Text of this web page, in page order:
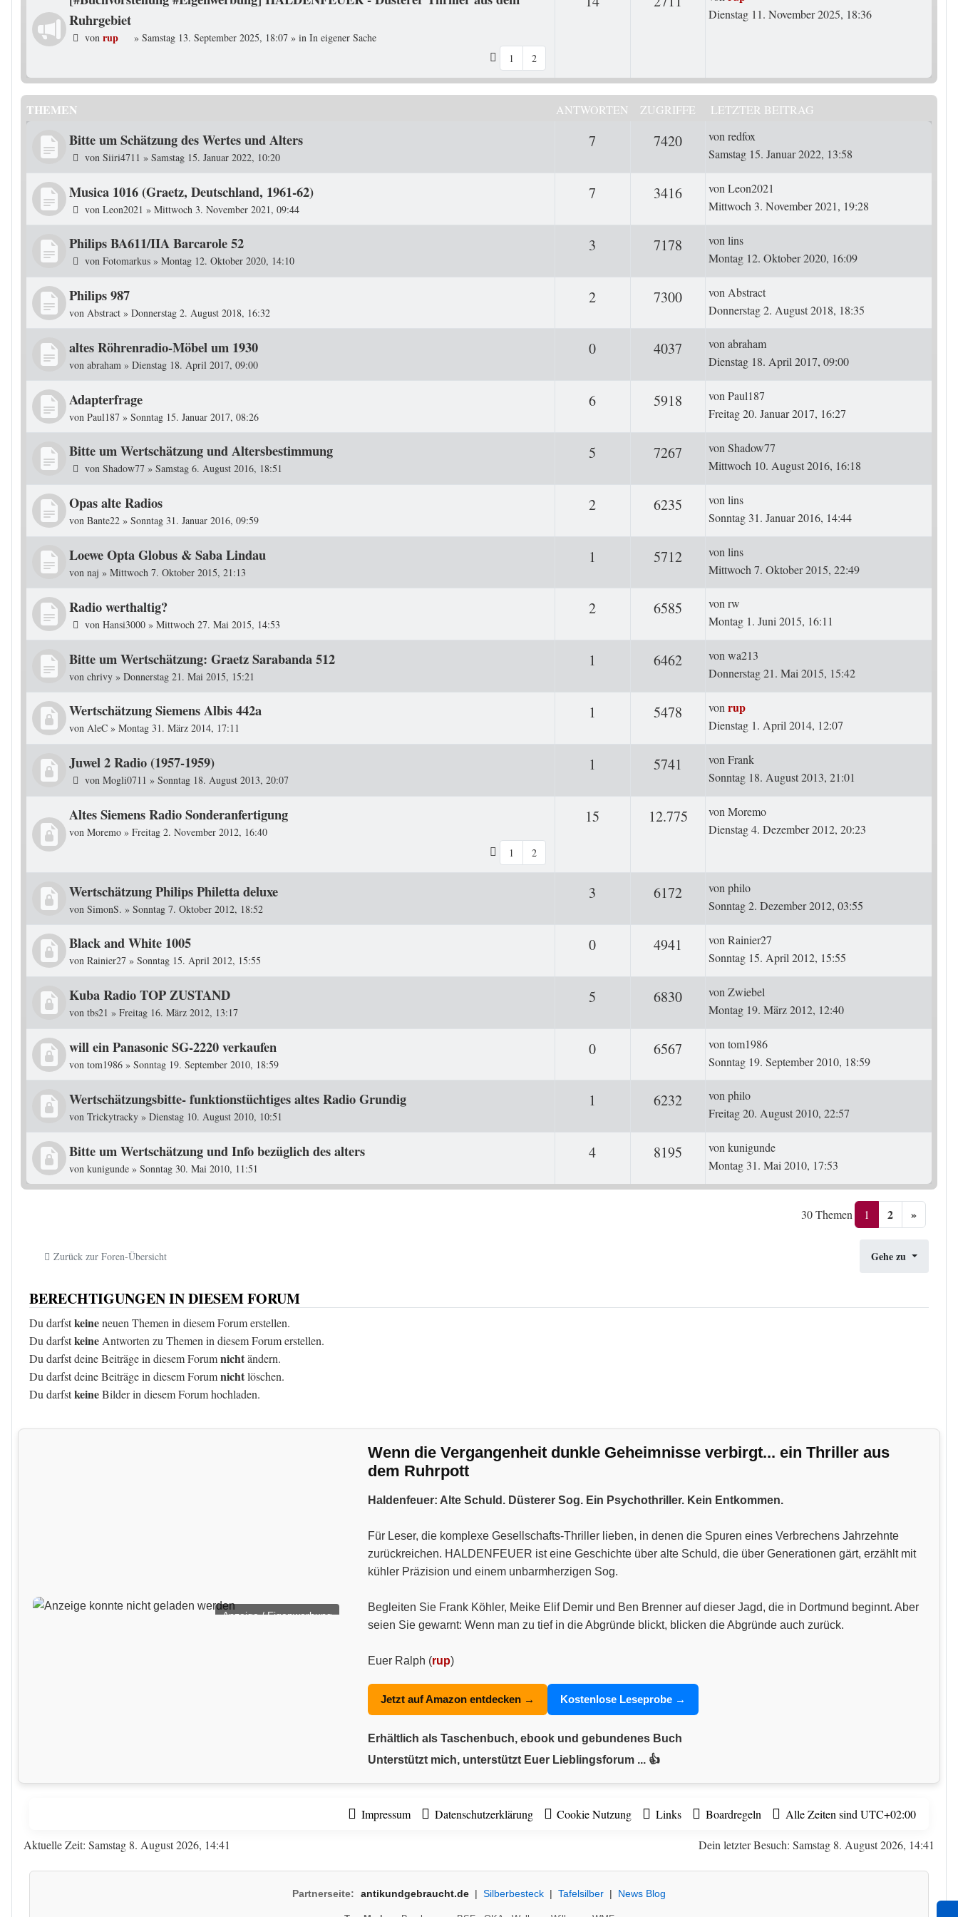
Ruhrgebiet
von rup » Samstag 13. September 2025, 18:07 » in In eigener Sache
1
2
Dienstag 11. November 2025, 18:36
THEMEN ANTWORTEN ZUGRIFFE LETZTER BEITRAG
Bitte um Schätzung des Wertes und Alters
von Siiri4711 » Samstag 15. Januar 2022, 10:20
7 Antworten7420ZugriffeLetzter Beitrag
vonredfox
Samstag 15. Januar 2022, 13:58
Musica 1016 (Graetz, Deutschland, 1961-62)
von Leon2021 » Mittwoch 3. November 2021, 09:44
7 Antworten3416ZugriffeLetzter Beitrag
vonLeon2021
Mittwoch 3. November 2021, 19:28
Philips BA611/IIA Barcarole 52
von Fotomarkus » Montag 12. Oktober 2020, 14:10
3 Antworten7178 ZugriffeLetzter Beitrag
vonlins
Montag 12. Oktober 2020, 16:09
Philips 987
von Abstract » Donnerstag 2. August 2018, 16:32
2Antworten7300ZugriffeLetzter Beitrag
von Abstract
Donnerstag 2. August 2018, 18:35
altes Röhrenradio-Möbel um 1930
von abraham » Dienstag 18. April 2017, 09:00
0Antworten4037 ZugriffeLetzter Beitrag
vonabraham
Dienstag 18. April 2017, 09:00
Adapterfrage
von Paul187 » Sonntag 15. Januar 2017, 08:26
6Antworten5918 ZugriffeLetzter Beitrag
vonPaul187
Freitag 20. Januar 2017, 16:27
Bitte um Wertschätzung und Altersbestimmung
von Shadow77 » Samstag 6. August 2016, 18:51
5 Antworten7267 ZugriffeLetzter Beitrag
vonShadow77
Mittwoch 10. August 2016, 16:18
Opas alte Radios
von Bante22 » Sonntag 31. Januar 2016, 09:59
2Antworten6235 ZugriffeLetzter Beitrag
vonlins
Sonntag 31. Januar 2016, 14:44
Loewe Opta Globus & Saba Lindau
von naj » Mittwoch 7. Oktober 2015, 21:13
1 Antworten5712ZugriffeLetzter Beitrag
vonlins
Mittwoch 7. Oktober 2015, 22:49
Radio werthaltig?
von Hansi3000 » Mittwoch 27. Mai 2015, 14:53
2Antworten6585 ZugriffeLetzter Beitrag
vonrw
Montag 1. Juni 2015, 16:11
Bitte um Wertschätzung: Graetz Sarabanda 512
von chrivy » Donnerstag 21. Mai 2015, 15:21
1 Antworten6462ZugriffeLetzter Beitrag
vonwa213
Donnerstag 21. Mai 2015, 15:42
Wertschätzung Siemens Albis 442a
von AleC » Montag 31. März 2014, 17:11
1 Antworten5478 ZugriffeLetzter Beitrag
vonrup
Dienstag 1. April 2014, 12:07
Juwel 2 Radio (1957-1959)
von Mogli0711 » Sonntag 18. August 2013, 20:07
1 Antworten5741 ZugriffeLetzter Beitrag
vonFrank
Sonntag 18. August 2013, 21:01
Altes Siemens Radio Sonderanfertigung
von Moremo » Freitag 2. November 2012, 16:40
1
2
15 Antworten12.775Zugriffe
Letzter Beitrag
vonMoremo
Dienstag 4. Dezember 2012, 20:23
Wertschätzung Philips Philetta deluxe
von SimonS. » Sonntag 7. Oktober 2012, 18:52
3 Antworten6172ZugriffeLetzter Beitrag
vonphilo
Sonntag 2. Dezember 2012, 03:55
Black and White 1005
von Rainier27 » Sonntag 15. April 2012, 15:55
0Antworten4941 ZugriffeLetzter Beitrag
vonRainier27
Sonntag 15. April 2012, 15:55
Kuba Radio TOP ZUSTAND
von tbs21 » Freitag 16. März 2012, 13:17
5 Antworten6830ZugriffeLetzter Beitrag
vonZwiebel
Montag 19. März 2012, 12:40
will ein Panasonic SG-2220 verkaufen
von tom1986 » Sonntag 19. September 2010, 18:59
0Antworten6567 ZugriffeLetzter Beitrag
vontom1986
Sonntag 19. September 2010, 18:59
Wertschätzungsbitte- funktionstüchtiges altes Radio Grundig
von Trickytracky » Dienstag 10. August 2010, 10:51
1 Antworten6232ZugriffeLetzter Beitrag
vonphilo
Freitag 20. August 2010, 22:57
Bitte um Wertschätzung und Info bezüglich des alters
von kunigunde » Sonntag 30. Mai 2010, 11:51
4Antworten8195 ZugriffeLetzter Beitrag
vonkunigunde
Montag 31. Mai 2010, 17:53
30 Themen 1 2 »
Zurück zur Foren-Übersicht Gehe zu
BERECHTIGUNGEN IN DIESEM FORUM
Du darfstkeineneuen Themen in diesem Forum erstellen.
Du darfstkeine Antworten zu Themen in diesem Forum erstellen.
Du darfst deine Beiträge in diesem Forumnichtändern.
Du darfst deine Beiträge in diesem Forumnichtlöschen.
Du darfstkeineBilder in diesem Forum hochladen.
Anzeige / Eigenwerbung
Wenn die Vergangenheit dunkle Geheimnisse verbirgt... ein Thriller aus
dem Ruhrpott
Haldenfeuer: Alte Schuld. Düsterer Sog. Ein Psychothriller. Kein Entkommen.
Für Leser, die komplexe Gesellschafts-Thriller lieben, in denen die Spuren eines Verbrechens Jahrzehnte
zurückreichen. HALDENFEUER ist eine Geschichte über alte Schuld, die über Generationen gärt, erzählt mit
kühler Präzision und einem unbarmherzigen Sog.
Begleiten Sie Frank Köhler, Meike Elif Demir und Ben Brenner auf dieser Jagd, die in Dortmund beginnt. Aber
seien Sie gewarnt: Wenn man zu tief in die Abgründe blickt, blicken die Abgründe auch zurück.
Euer Ralph (rup)
Jetzt auf Amazon entdecken → Kostenlose Leseprobe →
Erhältlich als Taschenbuch, ebook und gebundenes Buch
Unterstützt mich, unterstützt Euer Lieblingsforum ... 👍
Impressum Datenschutzerklärung Cookie Nutzung Links Boardregeln Alle Zeiten sind UTC+02:00
Dein letzter Besuch: Samstag 8. August 2026, 14:41
Aktuelle Zeit: Samstag 8. August 2026, 14:41
Partnerseite: antikundgebraucht.de | Silberbesteck | Tafelsilber | News Blog